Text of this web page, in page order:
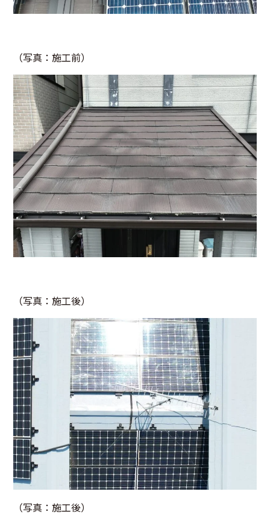
（写真：施工前）
（写真：施工後）
（写真：施工後）